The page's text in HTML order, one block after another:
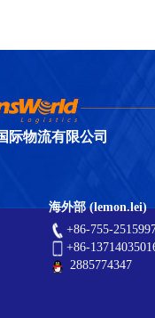
际物流有限公司
海外部 (lemon.lei)
+86-755-
+86-
2885774347